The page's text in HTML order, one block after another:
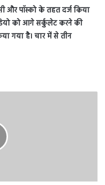
और पॉस्को के तहत दर्ज किया
को आगे सर्कुलेट करने की
गया है। चार में से तीन